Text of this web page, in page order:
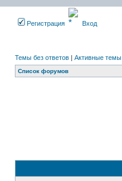
Регистрация Вход
Темы без ответов | Активные темы
Список форумов